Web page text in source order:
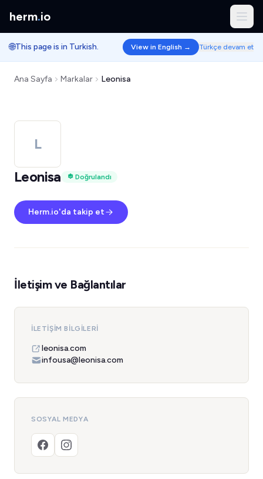
herm.io
🌐This page is in Turkish. View in English → Türkçe devam et
Ana Sayfa Markalar Leonisa
L
Leonisa
Doğrulandı
Herm.io'da takip et
İletişim ve Bağlantılar
İLETIŞIM BILGILERI
leonisa.com
infousa@leonisa.com
SOSYAL MEDYA